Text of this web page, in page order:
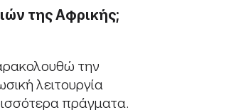
τηςΑφρικής;
την
λειτουργία
πράγματα.